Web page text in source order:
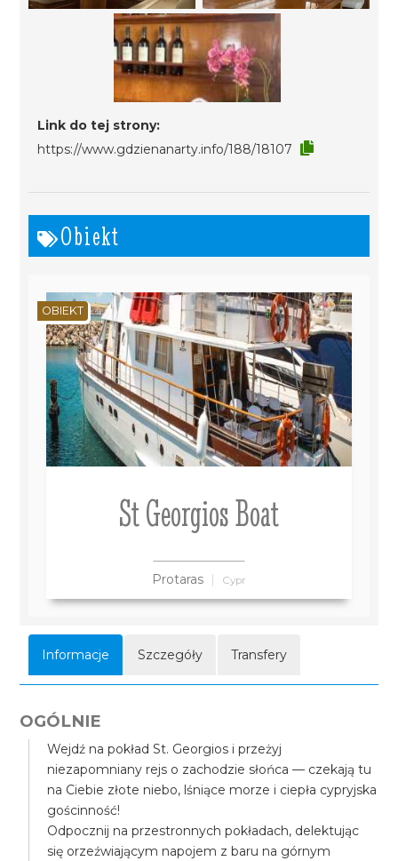
Link do tej strony:
https://www.gdzienanarty.info/188/18107
Obiekt
St Georgios Boat
Protaras Cypr
OBIEKT
Informacje Szczegóły Transfery
OGÓLNIE
Wejdź na pokład St. Georgios i przeżyj
niezapomniany rejs o zachodzie słońca — czekają tu
na Ciebie złote niebo, lśniące morze i ciepła cypryjska
gościnność!
Odpocznij na przestronnych pokładach, delektując
się orzeźwiającym napojem z baru na górnym